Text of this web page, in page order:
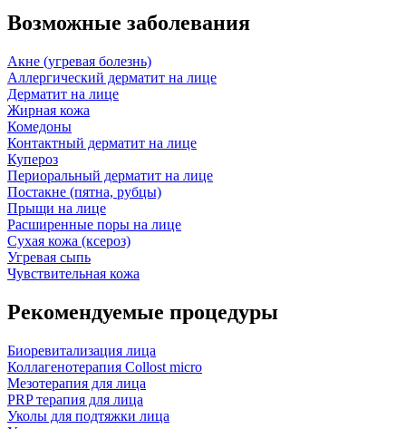
Возможные заболевания
Акне (угревая болезнь)
Аллергический дерматит на лице
Дерматит на лице
Жирная кожа
Комедоны
Контактный дерматит на лице
Купероз
Периоральный дерматит на лице
Постакне (пятна, рубцы)
Прыщи на лице
Расширенные поры на лице
Сухая кожа (ксероз)
Угревая сыпь
Чувствительная кожа
Рекомендуемые процедуры
Биоревитализация лица
Коллагенотерапия Collost micro
Мезотерапия для лица
PRP терапия для лица
Уколы для подтяжки лица